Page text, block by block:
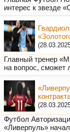
интерес к звезде
Главный тренер
на вопрос, сможет
Футбол
«Ливерпуль»